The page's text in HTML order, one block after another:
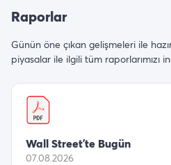
Raporlar
Günün öne çıkan gelişmeleri ile
piyasalar ile ilgili tüm raporlarımızı
Wall Street’te Bugün
07.08.2026